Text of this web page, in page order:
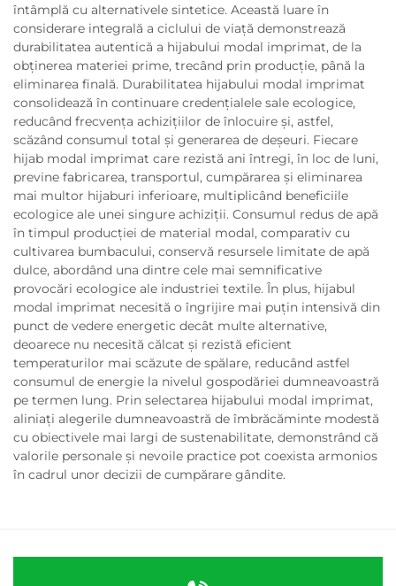
întâmplă cu alternativele sintetice. Această luare în
considerare integrală a ciclului de viață demonstrează
durabilitatea autentică a hijabului modal imprimat, de la
obținerea materiei prime, trecând prin producție, până la
eliminarea finală. Durabilitatea hijabului modal imprimat
consolidează în continuare credențialele sale ecologice,
reducând frecvența achizițiilor de înlocuire și, astfel,
scăzând consumul total și generarea de deșeuri. Fiecare
hijab modal imprimat care rezistă ani întregi, în loc de luni,
previne fabricarea, transportul, cumpărarea și eliminarea
mai multor hijaburi inferioare, multiplicând beneficiile
ecologice ale unei singure achiziții. Consumul redus de apă
în timpul producției de material modal, comparativ cu
cultivarea bumbacului, conservă resursele limitate de apă
dulce, abordând una dintre cele mai semnificative
provocări ecologice ale industriei textile. În plus, hijabul
modal imprimat necesită o îngrijire mai puțin intensivă din
punct de vedere energetic decât multe alternative,
deoarece nu necesită călcat și rezistă eficient
temperaturilor mai scăzute de spălare, reducând astfel
consumul de energie la nivelul gospodăriei dumneavoastră
pe termen lung. Prin selectarea hijabului modal imprimat,
aliniați alegerile dumneavoastră de îmbrăcăminte modestă
cu obiectivele mai largi de sustenabilitate, demonstrând că
valorile personale și nevoile practice pot coexista armonios
în cadrul unor decizii de cumpărare gândite.